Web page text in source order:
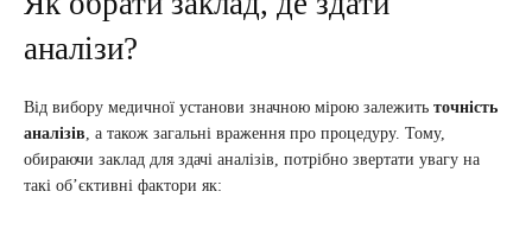
аналізи?
Від вибору медичної установи значною мірою залежить точність
аналізів, а також загальні враження про процедуру. Тому,
обираючи заклад для здачі аналізів, потрібно звертати увагу на
такі об’єктивні фактори як: